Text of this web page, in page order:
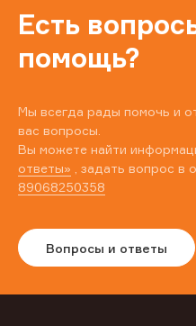
Есть
помощь?
Мы всегда рады помочь и
вас вопросы.
Вы можете найти
ответы» , задать вопрос в
89068250358
Вопросы и ответы